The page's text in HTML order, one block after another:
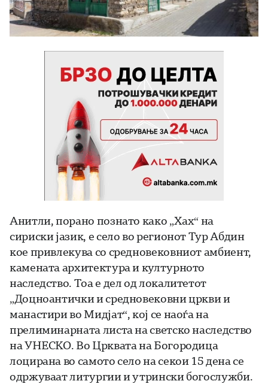
Анитли, порано познато како „Хах“ на
сириски јазик, е село во регионот Тур Абдин
кое привлекува со средновековниот амбиент,
камената архитектура и културното
наследство. Тоа е дел од локалитетот
„Доцноантички и средновековни цркви и
манастири во Мидјат“, кој се наоѓа на
прелиминарната листа на светско наследство
на УНЕСКО. Во Црквата на Богородица
лоцирана во самото село на секои 15 дена се
одржуваат литургии и утрински богослужби.